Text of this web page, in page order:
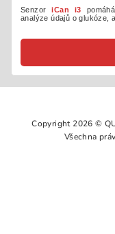
SenzoriCan i3
analýze údajů o glukóze,
Copyright 2026 ©
Všechna